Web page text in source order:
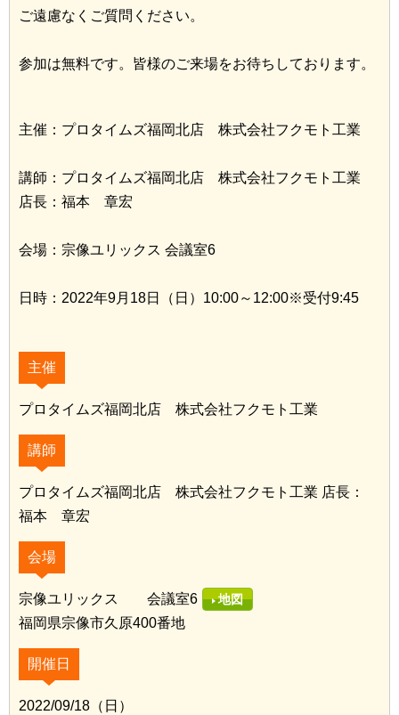
ご遠慮なくご質問ください。
参加は無料です。皆様のご来場をお待ちしております。
主催：プロタイムズ福岡北店 株式会社フクモト工業
講師：プロタイムズ福岡北店 株式会社フクモト工業
店長：福本 章宏
会場：宗像ユリックス 会議室6
日時：2022年9月18日（日）10:00～12:00※受付9:45
主催
プロタイムズ福岡北店 株式会社フクモト工業
講師
プロタイムズ福岡北店 株式会社フクモト工業 店長：
福本 章宏
会場
宗像ユリックス 会議室6 地図
福岡県宗像市久原400番地
開催日
2022/09/18（日）